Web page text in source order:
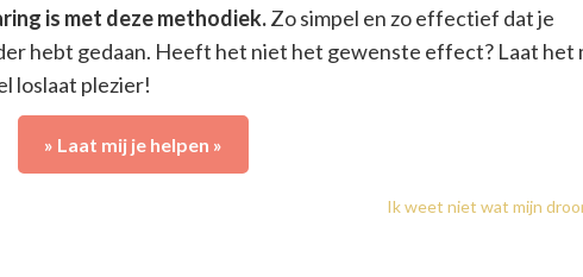
is met deze methodiek.Zo simpel en zo effectief dat je
hebt gedaan. Heeft het niet het gewenste effect? Laat het
loslaat plezier!
» Laat mij je helpen »
Ik weet niet wat mijn